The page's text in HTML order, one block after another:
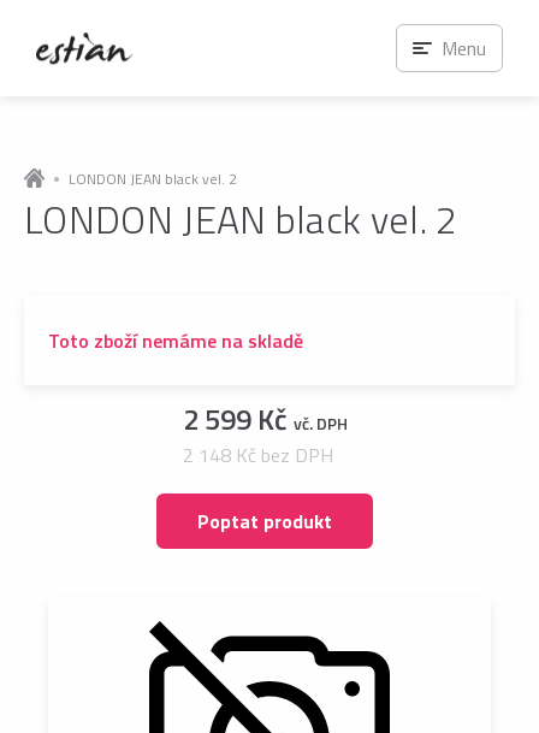
LONDON JEAN black vel. 2
LONDON JEAN black vel. 2
Toto zboží nemáme na skladě
2 599 Kč vč. DPH
2 148 Kč bez DPH
Poptat produkt
Menu